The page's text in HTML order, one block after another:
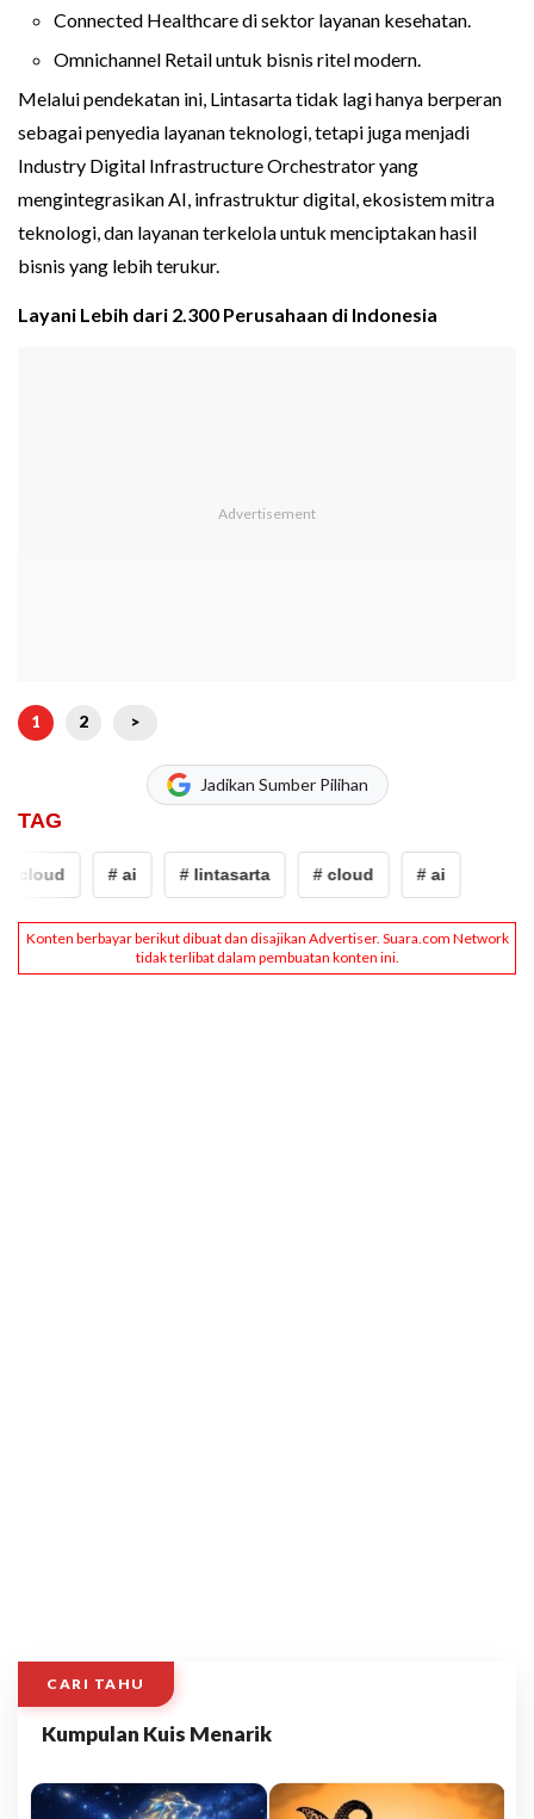
Connected Healthcare di sektor layanan kesehatan.
Omnichannel Retail untuk bisnis ritel modern.
Melalui pendekatan ini, Lintasarta tidak lagi hanya berperan
sebagai penyedia layanan teknologi, tetapi juga menjadi
Industry Digital Infrastructure Orchestrator yang
mengintegrasikan AI, infrastruktur digital, ekosistem mitra
teknologi, dan layanan terkelola untuk menciptakan hasil
bisnis yang lebih terukur.
Layani Lebih dari 2.300 Perusahaan di Indonesia
1 2 >
Jadikan Sumber Pilihan
TAG
cloud # ai # lintasarta # cloud # ai
CARI TAHU
Kumpulan Kuis Menarik